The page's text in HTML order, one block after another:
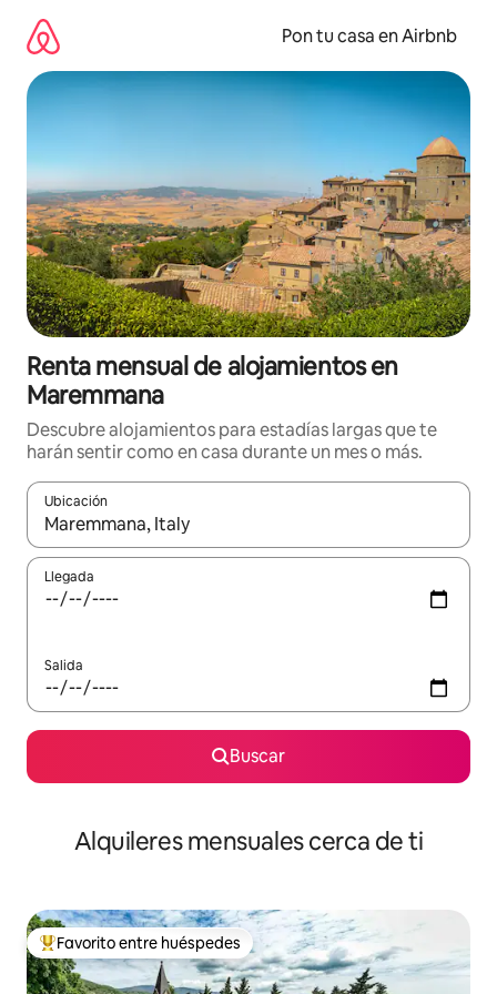
contenido
Pon tu casa en Airbnb
Renta mensual de alojamientos en
Maremmana
Descubre alojamientos para estadías largas que te
harán sentir como en casa durante un mes o más.
Ubicación
Cuando los resultados estén disponibles, navega con las
Llegada
Salida
Buscar
Alquileres mensuales cerca de ti
Favorito entre huéspedes preferido
Favorito entre huéspedes